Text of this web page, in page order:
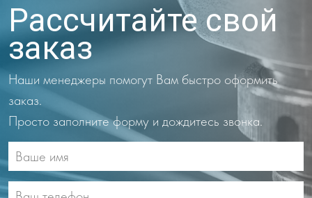
Рассчитайте свой
заказ
Наши менеджеры помогут Вам быстро оформить
заказ.
Просто заполните форму и дождитесь звонка.